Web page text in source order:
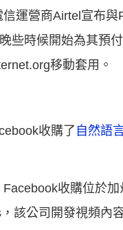
運營商Airtel宣布與
些時候開始為其預
移動套用。
收購了 自然語
收購位於
該公司開發視頻內